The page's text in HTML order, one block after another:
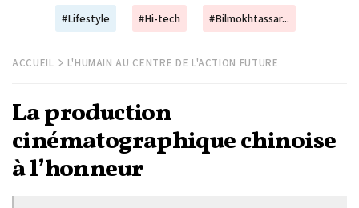
#Lifestyle #Hi-tech #Bilmokhtassar...
ACCUEIL L'HUMAIN AU CENTRE DE L'ACTION FUTURE
La production
cinématographique chinoise
à l’honneur